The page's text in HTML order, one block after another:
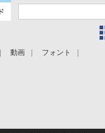
動画 フォント